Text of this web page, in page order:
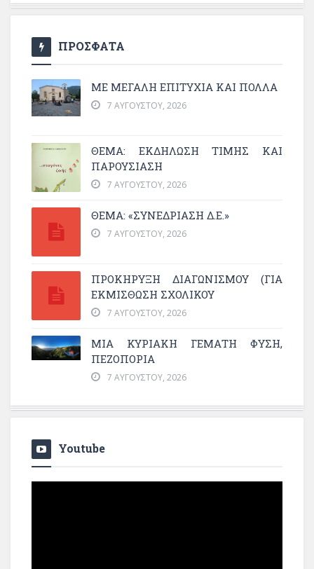
ΠΡΟΣΦΑΤΑ
ΜΕ ΜΕΓΆΛΗ ΕΠΙΤΥΧΊΑ ΚΑΙ ΠΟΛΛΆ
7 ΑΥΓΟΎΣΤΟΥ, 2026
ΘΈΜΑ: ΕΚΔΉΛΩΣΗ ΤΙΜΉΣ ΚΑΙ
ΠΑΡΟΥΣΊΑΣΗ
7 ΑΥΓΟΎΣΤΟΥ, 2026
ΘΕΜΑ: «ΣΥΝΕΔΡΊΑΣΗ Δ.Ε.»
7 ΑΥΓΟΎΣΤΟΥ, 2026
ΠΡΟΚΗΡΥΞΗ ΔΙΑΓΩΝΙΣΜΟΥ (ΓΙΑ
ΕΚΜΊΣΘΩΣΗ ΣΧΟΛΙΚΟΎ
7 ΑΥΓΟΎΣΤΟΥ, 2026
ΜΙΑ ΚΥΡΙΑΚΉ ΓΕΜΆΤΗ ΦΎΣΗ,
ΠΕΖΟΠΟΡΊΑ
7 ΑΥΓΟΎΣΤΟΥ, 2026
Youtube